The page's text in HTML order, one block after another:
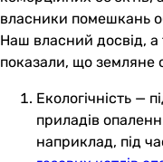
власники помешкань
Наш власний досвід,
показали, що земляне
Екологічність —
приладів
наприклад, під